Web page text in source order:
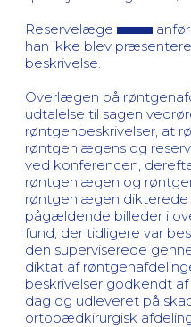
Reservelæge
han ikke blev
beskrivelse.
Overlægen på
udtalelse til sagen
røntgenbeskrivelser, at
røntgenlægens og
ved konferencen,
røntgenlægen og
røntgenlægen dikterede
pågældende billeder i
fund, der tidligere var
den superviserede
diktat af
beskrivelser godkendt
dag og udleveret på
ortopædkirurgisk